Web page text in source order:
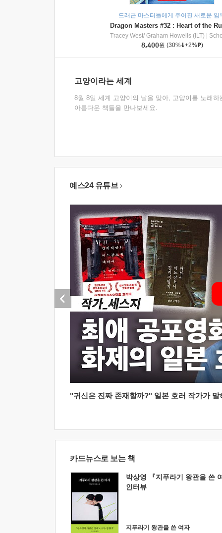
드래곤 마스터들에게 주어진 새로운 임
Tracey West/ Graham Howells (ILT)
8,400원 (30% +2% )
고양이라는 세계
8월 8일 세계 고양이의 날을 맞아, 고양이를 노래하
아름다운 책들을 만나보세요.
예스24 유튜브
"귀신은 진짜 존재할까?" 일본 호러 작가가
카드뉴스로 보는 책
박상영 『지푸라기 왕관을 쓴
인터뷰
지푸라기 왕관을 쓴 여자